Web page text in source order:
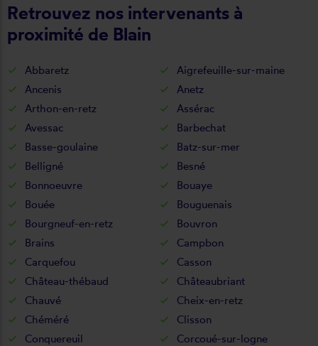
Retrouvez nos intervenants à
proximité de Blain
Abbaretz
Aigrefeuille-sur-maine
Ancenis
Anetz
Arthon-en-retz
Assérac
Avessac
Barbechat
Basse-goulaine
Batz-sur-mer
Belligné
Besné
Bonnoeuvre
Bouaye
Bouée
Bouguenais
Bourgneuf-en-retz
Bouvron
Brains
Campbon
Carquefou
Casson
Château-thébaud
Châteaubriant
Chauvé
Cheix-en-retz
Chéméré
Clisson
Conquereuil
Corcoué-sur-logne